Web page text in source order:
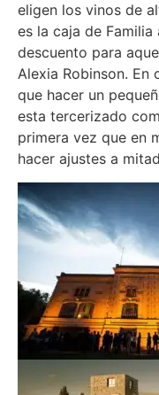
eligen los vinos de
es la caja de
descuento para
Alexia Robinson. En
que hacer un
esta tercerizado
primera vez que en
hacer ajustes a